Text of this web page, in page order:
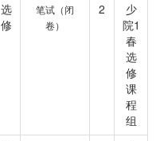
选
修
笔试（闭
卷）
2
少
院1
春
选
修
课
程
组